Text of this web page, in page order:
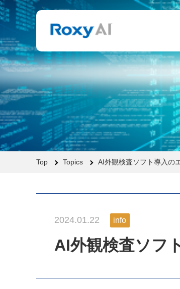
Top Topics AI外観検査ソフト導入の
2024.01.22 info
AI外観検査ソフ